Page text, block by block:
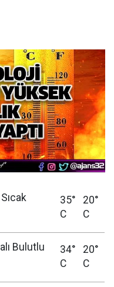
Sıcak
35°
C
20°
C
Bulutlu
34°
C
20°
C